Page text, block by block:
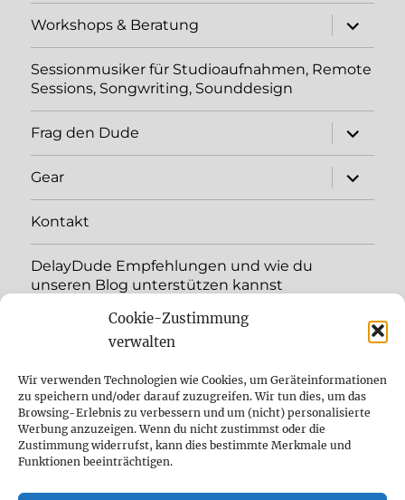
Cookie-Zustimmung
verwalten
Wir verwenden Technologien wie Cookies, um Geräteinformationen
zu speichern und/oder darauf zuzugreifen. Wir tun dies, um das
Browsing-Erlebnis zu verbessern und um (nicht) personalisierte
Werbung anzuzeigen. Wenn du nicht zustimmst oder die
Zustimmung widerrufst, kann dies bestimmte Merkmale und
Funktionen beeinträchtigen.
Workshops & Beratung
öffnen
Sessionmusiker für Studioaufnahmen, Remote
Sessions, Songwriting, Sounddesign
Frag den Dude
öffnen
Gear
öffnen
Kontakt
DelayDude Empfehlungen und wie du
unseren Blog unterstützen kannst
öffnen
YouTube
Instagram
Feed